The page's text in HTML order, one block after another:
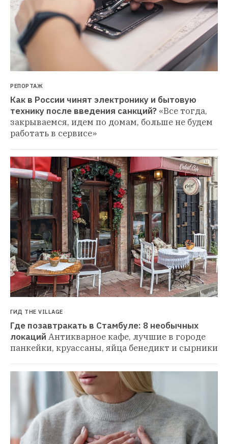
РЕПОРТАЖ
Как в России чинят электронику и бытовую
технику после введения санкций? «Все тогда,
закрываемся, идем по домам, больше не будем
работать в сервисе»
ГИД THE VILLAGE
Где позавтракать в Стамбуле: 8 необычных
локаций Антикварное кафе, лучшие в городе
панкейки, круассаны, яйца бенедикт и сырники